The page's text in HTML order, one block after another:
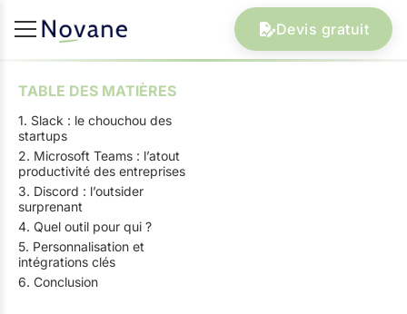
Devis gratuit
TABLE DES MATIÈRES
1. Slack : le chouchou des
startups
2. Microsoft Teams : l’atout
productivité des entreprises
3. Discord : l’outsider
surprenant
4. Quel outil pour qui ?
5. Personnalisation et
intégrations clés
6. Conclusion